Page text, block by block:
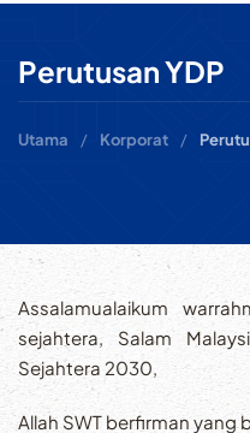
Perutusan YDP
Utama Korporat
Assalamualaikum
sejahtera, Salam
Sejahtera 2030,
Allah SWT berfirman yang